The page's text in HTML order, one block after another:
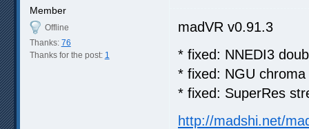
Member
Offline
Thanks: 76
Thanks for the post: 1
madVR v0.91.3
* fixed: NNEDI3
* fixed: NGU
* fixed: SuperRes
http://madshi.net/